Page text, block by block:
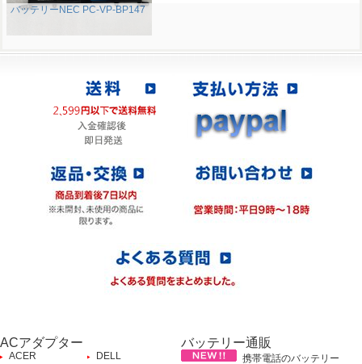
バッテリーNEC PC-VP-BP147
ACアダプター
ACER DELL
バッテリー通販
携帯電話のバッテリー